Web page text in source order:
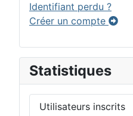
Identifiant perdu ?
Créer un compte
Statistiques
Utilisateurs inscrits